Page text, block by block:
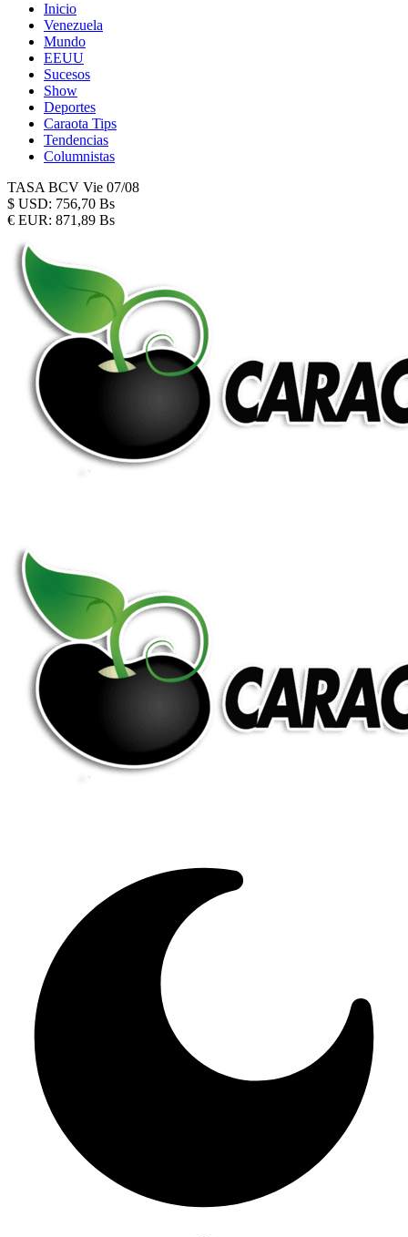
Inicio
Venezuela
Mundo
EEUU
Sucesos
Show
Deportes
Caraota Tips
Tendencias
Columnistas
TASA BCV Vie 07/08
$ USD: 756,70 Bs
€ EUR: 871,89 Bs